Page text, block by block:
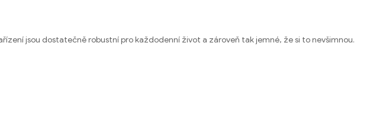
jsou dostatečně robustní pro každodenní život a zároveň tak jemné, že si to nevšimnou.